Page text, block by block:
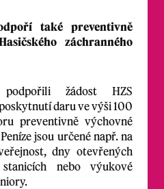
také preventivně
záchranného
žádost HZS
daru ve výši 100
preventivně výchovné
jsou určené např. na
dny otevřených
nebo výukové